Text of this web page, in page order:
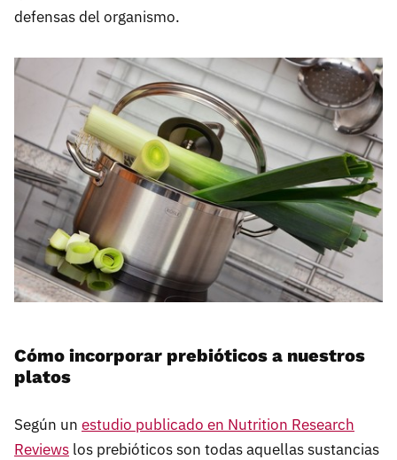
defensas del organismo.
Cómo incorporar prebióticos a nuestros
platos
Según un estudio publicado en Nutrition Research
Reviews los prebióticos son todas aquellas sustancias